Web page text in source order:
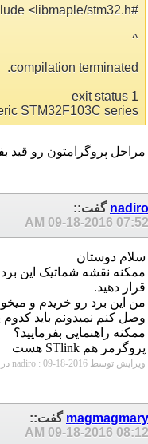
#include <libmaple/stm32.h>
^
compilation terminated.
exit status 1
STM32F103C series.
مراحل پروگرامتون رو قید
nadiro گفت::
09-18-2016 07:52 AM
سلام دوستان
قرار دهید.
من این برد رو خریدم و
وصل کنم نمیدونم باید کدوم
ممکنه راهنمایی بفرمایید؟
پروگرمر هم STlink هست
ویرایش توسط nadiro : 09-18-2016 در ساعت
magmagmary گفت::
09-18-2016 08:12 AM